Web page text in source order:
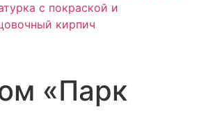
с покраской и
кирпич
«Парк